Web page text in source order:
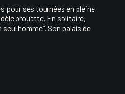
pour ses tournées en pleine
brouette. En solitaire,
homme”. Son palais de